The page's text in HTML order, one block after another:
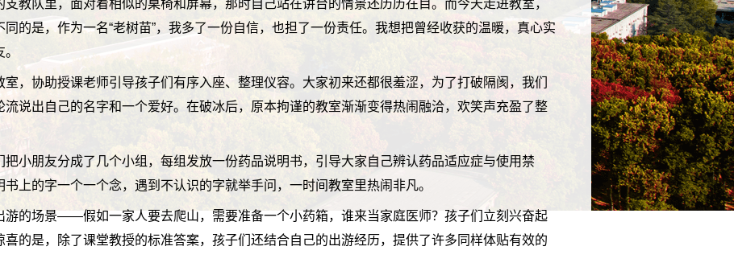
教队里，面对着相似的桌椅和屏幕，那时自己站在讲台的情景还历历在目。而今天走进教室，
的是，作为一名“老树苗”，我多了一份自信，也担了一份责任。我想把曾经收获的温暖，真心实
，协助授课老师引导孩子们有序入座、整理仪容。大家初来还都很羞涩，为了打破隔阂，我们
说出自己的名字和一个爱好。在破冰后，原本拘谨的教室渐渐变得热闹融洽，欢笑声充盈了整
小朋友分成了几个小组，每组发放一份药品说明书，引导大家自己辨认药品适应症与使用禁
上的字一个一个念，遇到不认识的字就举手问，一时间教室里热闹非凡。
游的场景——假如一家人要去爬山，需要准备一个小药箱，谁来当家庭医师？孩子们立刻兴奋起
的是，除了课堂教授的标准答案，孩子们还结合自己的出游经历，提供了许多同样体贴有效的